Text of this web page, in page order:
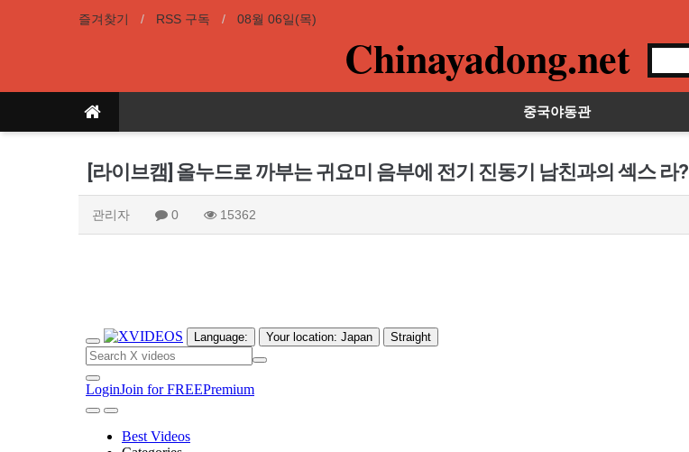
즐겨찾기 RSS 구독 08월 06일(목)
Chinayadong.net
중국야동관
[라이브캠] 올누드로 까부는 귀요미 음부에 전기 진동기 남친과의 섹스 라?
관리자 0 15362